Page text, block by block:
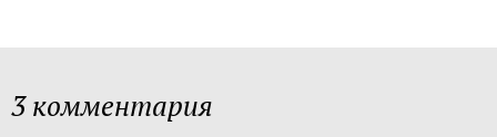
3 комментария